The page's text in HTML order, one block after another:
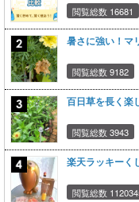
閲覧総数 16681
暑さに強い！マ
閲覧総数 9182
百日草を長く楽
閲覧総数 3943
楽天ラッキーく
閲覧総数